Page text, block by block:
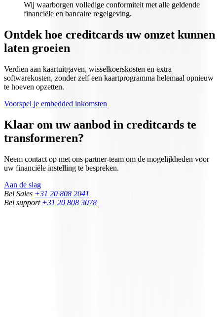
Wij waarborgen volledige conformiteit met alle geldende
financiële en bancaire regelgeving.
Ontdek hoe creditcards uw omzet kunnen
laten groeien
Verdien aan kaartuitgaven, wisselkoerskosten en extra
softwarekosten, zonder zelf een kaartprogramma helemaal opnieuw
te hoeven opzetten.
Voorspel je embedded inkomsten
Klaar om uw aanbod in creditcards te
transformeren?
Neem contact op met ons partner-team om de mogelijkheden voor
uw financiële instelling te bespreken.
Aan de slag
Bel Sales +31 20 808 2041
Bel support +31 20 808 3078